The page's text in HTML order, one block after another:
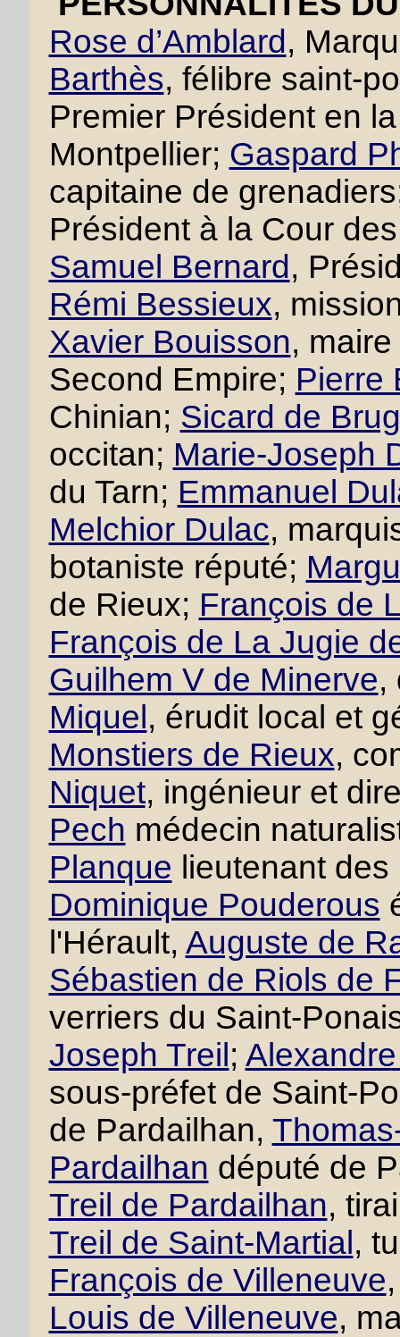
Rose d’Amblard ,
Barthès, félibre saint-
Premier Président en
Montpellier; Gaspard
capitaine de
Président à la Cour
Samuel Bernard ,
Rémi Bessieux,
Xavier Bouisson,
Second Empire; Pierre
Chinian; Sicard de
occitan; Marie-Joseph
du Tarn; Emmanuel
Melchior Dulac,
botaniste réputé;
de Rieux; François de
François de La Jugie
Guilhem V de Minerve,
Miquel , érudit local et
Monstiers de Rieux,
Niquet, ingénieur et
Pech médecin
Planque lieutenant
Dominique Pouderous
l'Hérault, Auguste de
Sébastien de Riols de
verriers du Saint-
Joseph Treil ;
sous-préfet de Saint-
de Pardailhan,
Pardailhan député de
Treil de Pardailhan,
Treil de Saint-Martial ,
François de Villeneuve
Louis de Villeneuve,